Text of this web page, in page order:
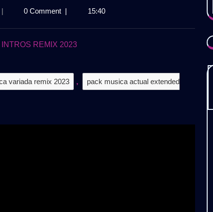
| 0 Comment | 15:40
REMIX 2023
variada remix 2023 , pack musica actual extended